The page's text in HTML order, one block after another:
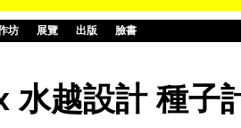
坊 展覽 出版 臉書
水越設計 種子